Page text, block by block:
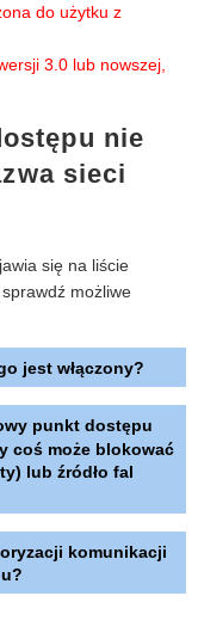
do użytku z
3.0 lub nowszej,
nie
sieci
się na liście
możliwe
jest włączony?
punkt dostępu
coś może blokować
lub źródło fal
komunikacji